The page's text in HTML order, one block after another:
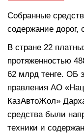
Собранные
содержание дорог,
В стране 22
протяженностью
62 млрд тенге. ОБ
правления АО
КазАвтоЖол»
средства были
техники и